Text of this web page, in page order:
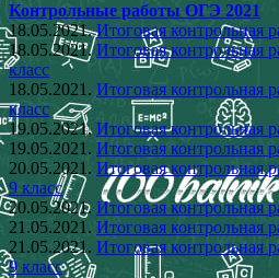
Контрольные работы ОГЭ 2021
18.05.2021.Итоговая контрольная
18.05.2021.Итоговая контрольная
класс
18.05.2021. Итоговая контрольная
класс
19.05.2021.Итоговая контрольная
19.05.2021. Итоговая контрольная
20.05.2021. Итоговая контрольная
9 класс
20.05.2021.Итоговая контрольная
21.05.2021. Итоговая контрольная
21.05.2021. Итоговая контрольная
9 класс